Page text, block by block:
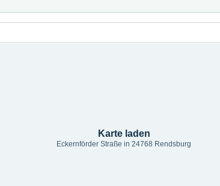
Karte laden
Eckernförder Straße in 24768 Rendsburg